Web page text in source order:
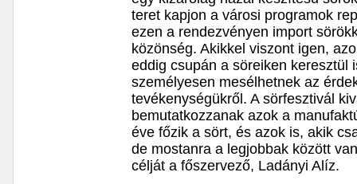
teret kapjon a városi programok
ezen a rendezvényen import
közönség. Akikkel viszont igen,
eddig csupán a söreiken keresztül
személyesen mesélhetnek az
tevékenységükről. A sörfesztivál
bemutatkozzanak azok a
éve főzik a sört, és azok is, akik
de mostanra a legjobbak között
célját a főszervező, Ladányi Alíz.